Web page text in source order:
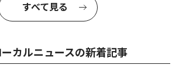
すべて見る
カルニュースの新着記事